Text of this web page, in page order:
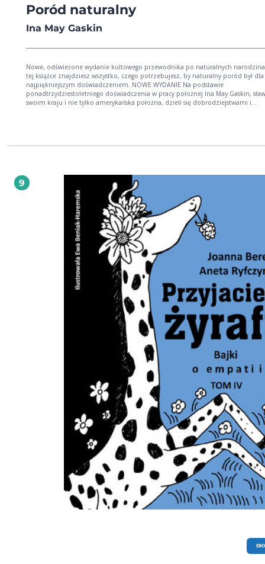
Poród naturalny
Ina May Gaskin
Nowe, odświeżone wydanie kultowego przewodnika po naturalnych
tej książce znajdziesz wszystko, czego potrzebujesz, by naturalny poród był
najpiękniejszym doświadczeniem. NOWE WYDANIE Na podstawie
ponadtrzydziestoletniego doświadczenia w pracy położnej Ina May Gaskin,
swoim kraju i nie tylko amerykańska położna, dzieli się dobrodziejstwami i
umysłem, które pozwalają przebyć poród bez zbędnych medycznych
zastosowania leków, w tym o roli masażu i dotyku, o tym, co tak naprawdę dzieje się
z matką i dzieckiem podczas porodu, o porodzie orgazmicznym, który jest w pełni
przyjemnym doświadczeniem, o tym, czym jest epizjotomia i czy jest rzeczywiście
należy koniecznie unikać, o metodach zmniejszenia do minimum ryzyka interwencji
medycznych w czasie porodu, o tym, jak uniknąć krwotoku i depresji po porodzie, o
ryzyku, jakie niesie znieczulenie i cięcie cesarskie, i o tym wszystkim, czego
może ci nie powiedzieć, o tym, jak powinna wyglądać współpraca między kobietą a
lekarzem i położną, o tym, jak stworzyć najlepsze, wygodne i bezpieczne środowisko
dla rodzącej i jej dziecka, nawet w szpitalu, o wielu innych ważnych sprawach. Modlę
się gorliwie o to, aby wszystkie spodziewające się dziecka kobiety uważnie
tę książkę. Jeśli tak uczynią, przypomną sobie mądrość kobiecego ciała i już
nie zapomną. Dziękuję ci, Ino, z głębi serca za napisanie tego przewodnika
wprowadzającego w zjawisko naturalnego porodu. Ta wiedza może zmienić
Christiane Northrup, autorka książki Ciało kobiety, mądrość kobiety
9